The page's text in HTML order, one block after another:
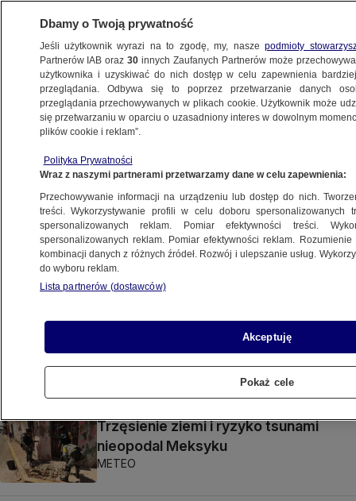
MEKSYK
Śmierć podczas transmisji
ŚWIAT
"El Mayo" skazany na dożywocie
ŚWIAT
Dlaczego podczas mundialu
kartele zamilkły? "O tym się oficjalnie
nie mówi"
Trzęsienie ziemi i ryzyko tsunami
nieopodal Meksyku
METEO
Dbamy o Twoją prywatność
Jeśli użytkownik wyrazi na to zgodę, my, naszepodmioty
Partnerów IAB oraz30 innych Zaufanych Partnerów może
użytkownika i uzyskiwać do nich dostęp w celu zapewnienia
przeglądania. Odbywa się to poprzez przetwarzanie danych
przeglądania przechowywanych w plikach cookie. Użytkownik może
się przetwarzaniu w oparciu o uzasadniony interes w dowolnym
plików cookie i reklam”.
Polityka Prywatności
Wraz z naszymi partnerami przetwarzamy dane w celu zapewnienia:
Przechowywanie informacji na urządzeniu lub dostęp do nich.
treści. Wykorzystywanie profili w celu doboru spersonalizowanych
spersonalizowanych reklam. Pomiar efektywności treści.
spersonalizowanych reklam. Pomiar efektywności reklam.
kombinacji danych z różnych źródeł. Rozwój i ulepszanie usług.
do wyboru reklam.
Lista partnerów (dostawców)
Akceptuję
Pokaż cele